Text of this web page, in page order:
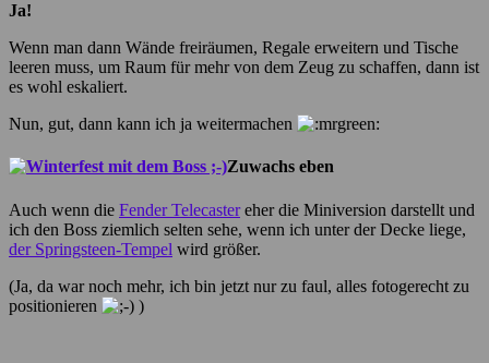
Ja!
Wenn man dann Wände freiräumen, Regale erweitern und Tische
leeren muss, um Raum für mehr von dem Zeug zu schaffen, dann ist
es wohl eskaliert.
Nun, gut, dann kann ich ja weitermachen
Zuwachs eben
Auch wenn die Fender Telecastereher die Miniversion darstellt und
ich den Boss ziemlich selten sehe, wenn ich unter der Decke liege,
der Springsteen-Tempel wird größer.
(Ja, da war noch mehr, ich bin jetzt nur zu faul, alles fotogerecht zu
positionieren
)